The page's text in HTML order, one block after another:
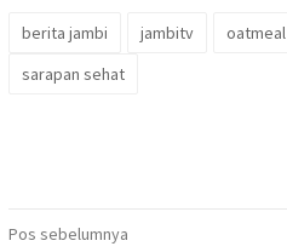
berita jambi jambitv oatmeal
sarapan sehat
Navigasi
Pos sebelumnya